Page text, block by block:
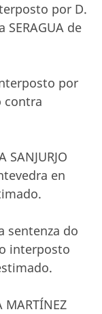
por D.
de
por
contra
en
sentenza do
interposto